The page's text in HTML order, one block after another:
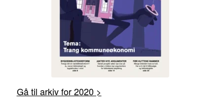
Gå til arkiv for 2020 >